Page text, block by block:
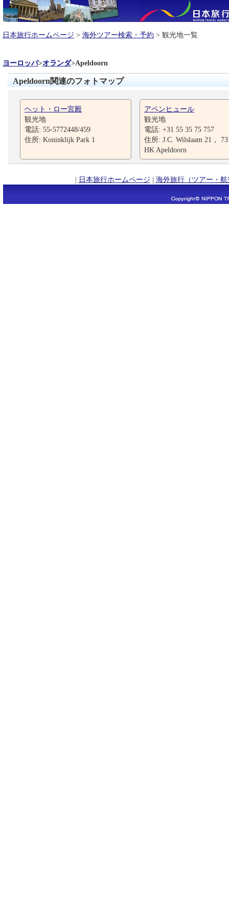
日本旅行ホームページ > 海外ツアー検索・予約 > 観光地一覧
ヨーロッパ>オランダ>Apeldoorn
Apeldoorn関連のフォトマップ
ヘット・ロー宮殿
観光地
電話: 55-5772448/459
住所: Koninklijk Park 1
アペンヒュール
観光地
電話: +31 55 35 75 757
住所: J.C. Wilslaam 21，
HK Apeldoorn
| 日本旅行ホームページ | 海外旅行（ツアー・航